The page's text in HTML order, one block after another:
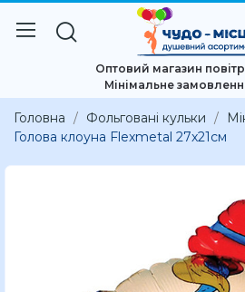
Оптовий магазин
Мінімальне
Головна Фольговані кульки
Голова клоуна Flexmetal 27x21см